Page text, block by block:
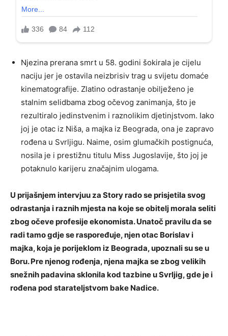
Njezina prerana smrt u 58. godini šokirala je cijelu
naciju jer je ostavila neizbrisiv trag u svijetu domaće
kinematografije. Zlatino odrastanje obilježeno je
stalnim selidbama zbog očevog zanimanja, što je
rezultiralo jedinstvenim i raznolikim djetinjstvom. Iako
joj je otac iz Niša, a majka iz Beograda, ona je zapravo
rođena u Svrljigu. Naime, osim glumačkih postignuća,
nosila je i prestižnu titulu Miss Jugoslavije, što joj je
potaknulo karijeru značajnim ulogama.
U prijašnjem intervjuu za Story rado se prisjetila svog
odrastanja i raznih mjesta na koje se obitelj morala seliti
zbog očeve profesije ekonomista. Unatoč pravilu da se
radi tamo gdje se raspoređuje, njen otac Borislav i
majka, koja je porijeklom iz Beograda, upoznali su se u
Boru. Pre njenog rođenja, njena majka se zbog velikih
snežnih padavina sklonila kod tazbine u Svrljig, gde je i
rođena pod starateljstvom bake Nadice.